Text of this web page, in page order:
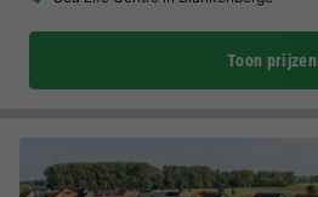
Toon prijzen